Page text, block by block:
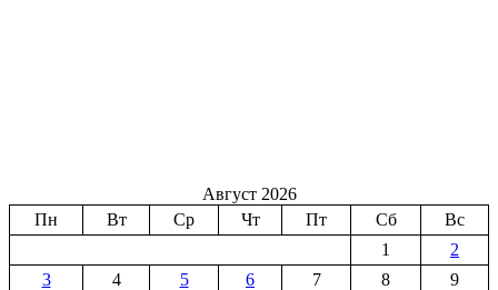
Август 2026
Пн
Вт Ср Чт Пт Сб
Вс
1
2
3
4 5 6 7 8
9